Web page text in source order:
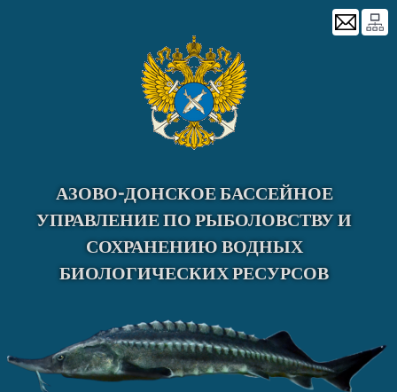
АЗОВО-ДОНСКОЕ БАССЕЙНОЕ
УПРАВЛЕНИЕ ПО РЫБОЛОВСТВУ И
СОХРАНЕНИЮ ВОДНЫХ
БИОЛОГИЧЕСКИХ РЕСУРСОВ
Главная